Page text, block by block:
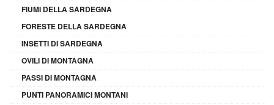
FIUMI DELLA SARDEGNA
FORESTE DELLA SARDEGNA
INSETTI DI SARDEGNA
OVILI DI MONTAGNA
PASSI DI MONTAGNA
PUNTI PANORAMICI MONTANI